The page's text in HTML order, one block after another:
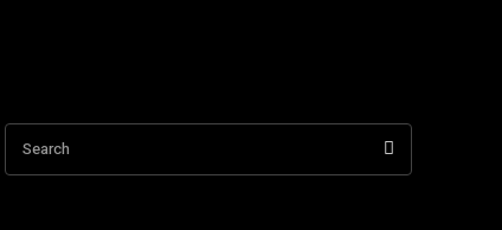
Search